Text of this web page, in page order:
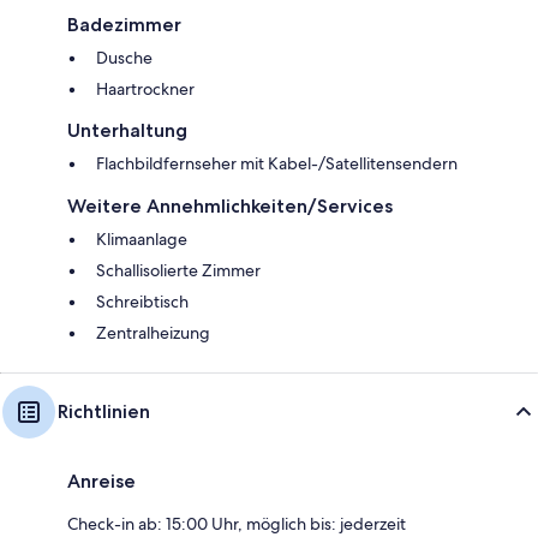
Badezimmer
Dusche
Haartrockner
Unterhaltung
Flachbildfernseher mit Kabel-/Satellitensendern
Weitere Annehmlichkeiten/Services
Klimaanlage
Schallisolierte Zimmer
Schreibtisch
Zentralheizung
Richtlinien
Anreise
Check-in ab: 15:00 Uhr, möglich bis: jederzeit